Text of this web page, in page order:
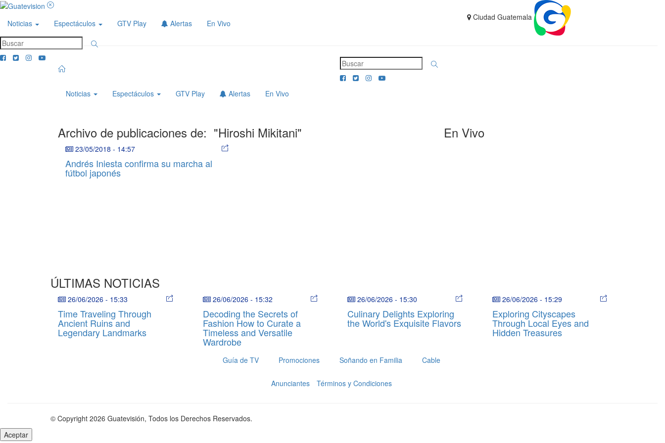
Noticias Espectáculos GTV Play Alertas En Vivo
Ciudad Guatemala
Noticias Espectáculos GTV Play Alertas En Vivo
Archivo de publicaciones de: "Hiroshi Mikitani"
23/05/2018 - 14:57
Andrés Iniesta confirma su marcha al
fútbol japonés
En Vivo
ÚLTIMAS NOTICIAS
26/06/2026 - 15:33
Time Traveling Through
Ancient Ruins and
Legendary Landmarks
26/06/2026 - 15:32
Decoding the Secrets of
Fashion How to Curate a
Timeless and Versatile
Wardrobe
26/06/2026 - 15:30
Culinary Delights Exploring
the World's Exquisite Flavors
26/06/2026 - 15:29
Exploring Cityscapes
Through Local Eyes and
Hidden Treasures
Guía de TV Promociones Soñando en Familia Cable
Anunciantes Términos y Condiciones
© Copyright 2026 Guatevisión, Todos los Derechos Reservados.